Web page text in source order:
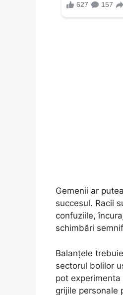
Gemenii ar
succesul. Racii
confuziile,
schimbări
Balanțele
sectorul bolilor
pot
grijile personale